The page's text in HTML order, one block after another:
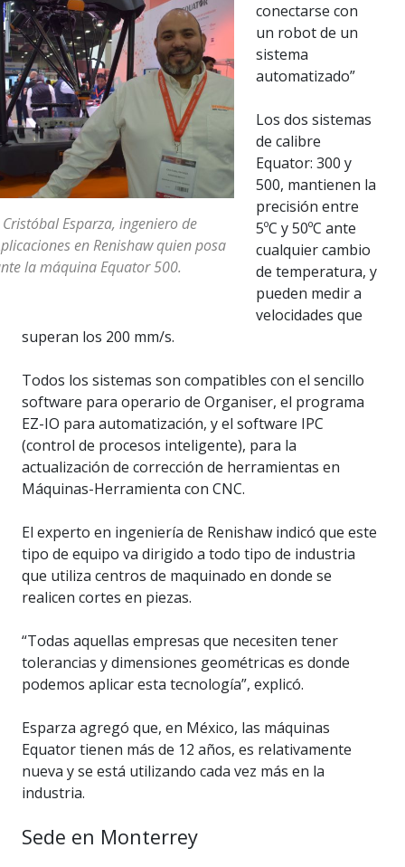
Cristóbal Esparza, ingeniero de
en Renishaw quien posa
la máquina Equator 500.
conectarse con
un robot de un
sistema
automatizado”
Los dos sistemas
de calibre
Equator: 300 y
500, mantienen la
precisión entre
5ºC y 50ºC ante
cualquier cambio
de temperatura, y
pueden medir a
velocidades que
superan los 200 mm/s.
Todos los sistemas son compatibles con el sencillo
software para operario de Organiser, el programa
EZ-IO para automatización, y el software IPC
(control de procesos inteligente), para la
actualización de corrección de herramientas en
Máquinas-Herramienta con CNC.
El experto en ingeniería de Renishaw indicó que este
tipo de equipo va dirigido a todo tipo de industria
que utiliza centros de maquinado en donde se
realicen cortes en piezas.
“Todas aquellas empresas que necesiten tener
tolerancias y dimensiones geométricas es donde
podemos aplicar esta tecnología”, explicó.
Esparza agregó que, en México, las máquinas
Equator tienen más de 12 años, es relativamente
nueva y se está utilizando cada vez más en la
industria.
Sede en Monterrey